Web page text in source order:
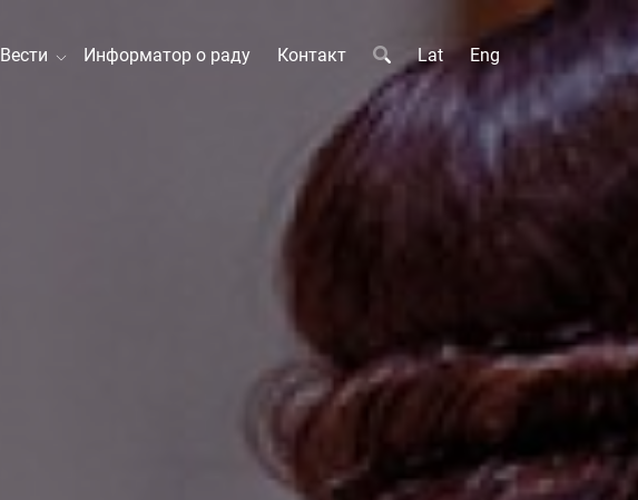
Вести Информатор о раду Контакт Lat Eng